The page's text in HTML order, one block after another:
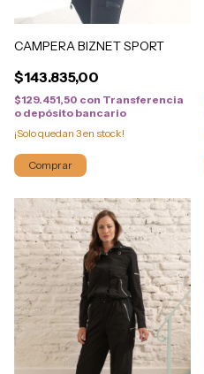
CAMPERA BIZNET SPORT
$143.835,00
$129.451,50 con Transferencia
o depósito bancario
¡Solo quedan 3en stock!
Comprar